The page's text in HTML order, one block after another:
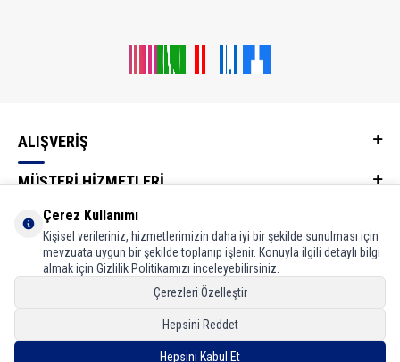
ALIŞVERİŞ
MÜŞTERİ HİZMETLERİ
KATEGORİLER
WHATSAPP İLETİŞİM HATTI
Çerez Kullanımı
Kişisel verileriniz, hizmetlerimizin daha iyi bir şekilde sunulması için
mevzuata uygun bir şekilde toplanıp işlenir. Konuyla ilgili detaylı bilgi
almak için Gizlilik Politikamızı inceleyebilirsiniz.
Çerezleri Özelleştir
Hepsini Reddet
Hepsini Kabul Et